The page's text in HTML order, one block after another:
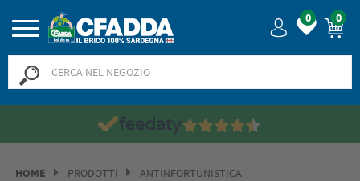
0 0
HOME PRODOTTI
ANTINFORTUNISTICA